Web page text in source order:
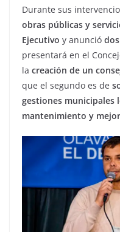
Durante sus
obras públicas y
Ejecutivo y anunció
presentará en el
la creación de un
que el segundo es de
gestiones municipales
mantenimiento y